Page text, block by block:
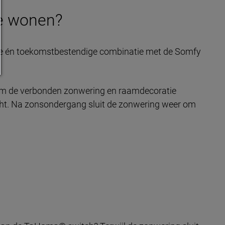
wonen?
én toekomstbestendige combinatie met de Somfy
de verbonden zonwering en raamdecoratie
Na zonsondergang sluit de zonwering weer om